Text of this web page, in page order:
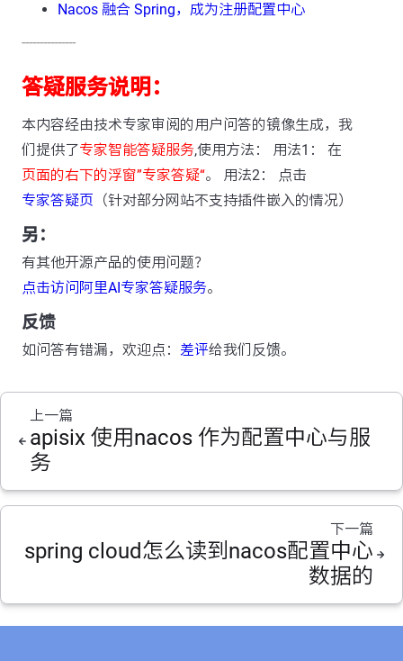
Nacos 融合 Spring，成为注册配置中心
---------------
答疑服务说明：
本内容经由技术专家审阅的用户问答的镜像生成，我
们提供了专家智能答疑服务,使用方法： 用法1： 在
页面的右下的浮窗”专家答疑“。 用法2： 点击
专家答疑页 （针对部分网站不支持插件嵌入的情况）
另：
有其他开源产品的使用问题？
点击访问阿里AI专家答疑服务。
反馈
如问答有错漏，欢迎点： 差评给我们反馈。
上一篇
apisix 使用nacos 作为配置中心与服
务
下一篇
spring cloud怎么读到nacos配置中心
数据的